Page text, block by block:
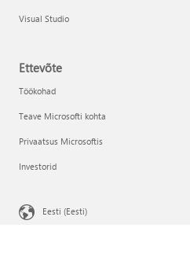
Visual Studio
Ettevõte
Töökohad
Teave Microsofti kohta
Privaatsus Microsoftis
Investorid
Eesti (Eesti)